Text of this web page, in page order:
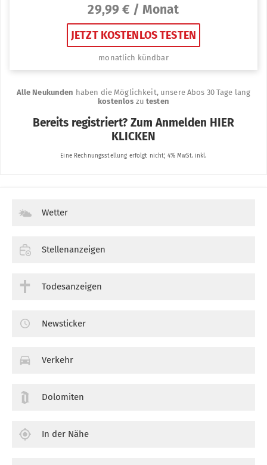
Wetter
Stellenanzeigen
Todesanzeigen
Newsticker
Verkehr
Dolomiten
In der Nähe